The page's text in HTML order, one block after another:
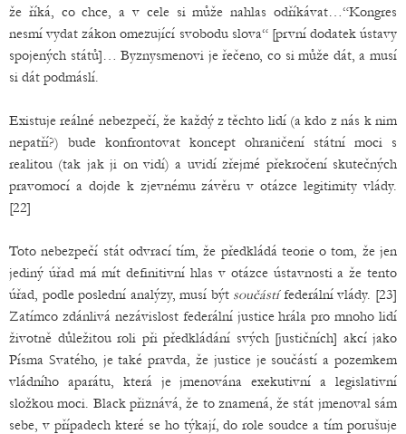
že říká, co chce, a v cele si může nahlas odříkávat…“Kongres
nesmí vydat zákon omezující svobodu slova“ [první dodatek ústavy
spojených států]… Byznysmenovi je řečeno, co si může dát, a musí
si dát podmáslí.
Existuje reálné nebezpečí, že každý z těchto lidí (a kdo z nás k nim
nepatří?) bude konfrontovat koncept ohraničení státní moci s
realitou (tak jak ji on vidí) a uvidí zřejmé překročení skutečných
pravomocí a dojde k zjevnému závěru v otázce legitimity vlády.
[22]
Toto nebezpečí stát odvrací tím, že předkládá teorie o tom, že jen
jediný úřad má mít definitivní hlas v otázce ústavnosti a že tento
úřad, podle poslední analýzy, musí být součástífederální vlády. [23]
Zatímco zdánlivá nezávislost federální justice hrála pro mnoho lidí
životně důležitou roli při předkládání svých [justičních] akcí jako
Písma Svatého, je také pravda, že justice je součástí a pozemkem
vládního aparátu, která je jmenována exekutivní a legislativní
složkou moci. Black přiznává, že to znamená, že stát jmenoval sám
sebe, v případech které se ho týkají, do role soudce a tím porušuje